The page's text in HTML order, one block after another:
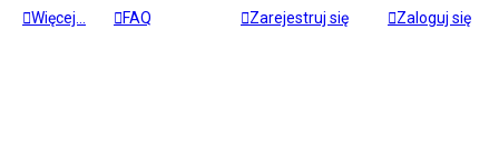
Więcej… FAQ Zaloguj się
Zarejestruj się